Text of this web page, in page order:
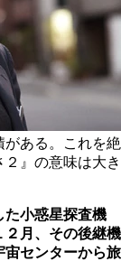
がある。これを絶
』の意味は大き
た小惑星探査機
２月、その後継機
宙センターから旅